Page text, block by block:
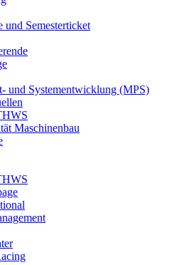
und Semesterticket
und Systementwicklung (MPS)
Maschinenbau